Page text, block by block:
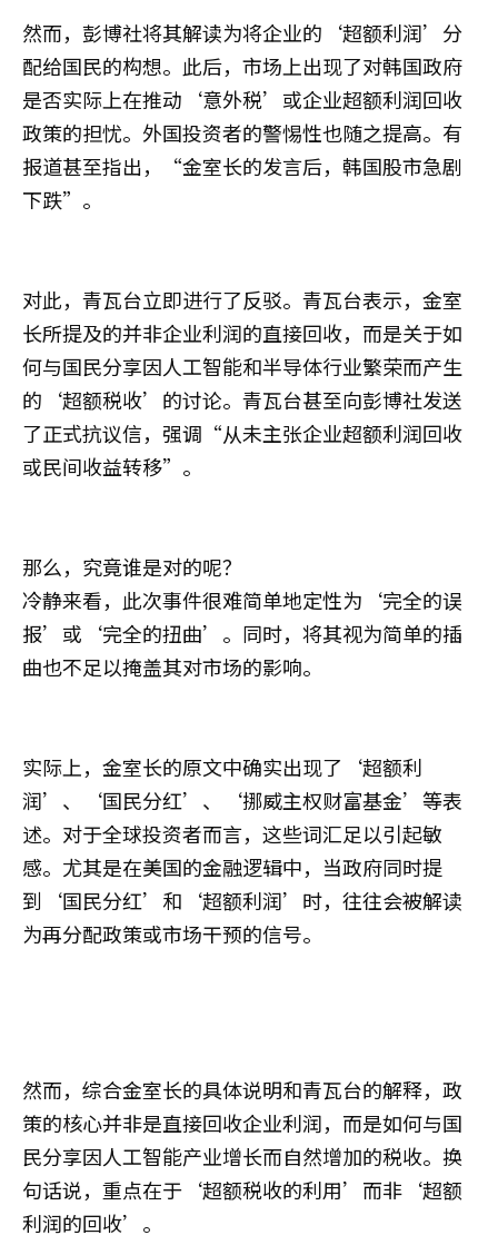
然而，彭博社将其解读为将企业的‘超额利润’分
配给国民的构想。此后，市场上出现了对韩国政府
是否实际上在推动‘意外税’或企业超额利润回收
政策的担忧。外国投资者的警惕性也随之提高。有
报道甚至指出，“金室长的发言后，韩国股市急剧
下跌”。
对此，青瓦台立即进行了反驳。青瓦台表示，金室
长所提及的并非企业利润的直接回收，而是关于如
何与国民分享因人工智能和半导体行业繁荣而产生
的‘超额税收’的讨论。青瓦台甚至向彭博社发送
了正式抗议信，强调“从未主张企业超额利润回收
或民间收益转移”。
那么，究竟谁是对的呢？
冷静来看，此次事件很难简单地定性为‘完全的误
报’或‘完全的扭曲’。同时，将其视为简单的插
曲也不足以掩盖其对市场的影响。
实际上，金室长的原文中确实出现了‘超额利
润’、‘国民分红’、‘挪威主权财富基金’等表
述。对于全球投资者而言，这些词汇足以引起敏
感。尤其是在美国的金融逻辑中，当政府同时提
到‘国民分红’和‘超额利润’时，往往会被解读
为再分配政策或市场干预的信号。
然而，综合金室长的具体说明和青瓦台的解释，政
策的核心并非是直接回收企业利润，而是如何与国
民分享因人工智能产业增长而自然增加的税收。换
句话说，重点在于‘超额税收的利用’而非‘超额
利润的回收’。